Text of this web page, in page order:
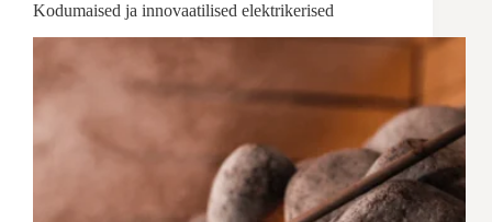
Kodumaised ja innovaatilised elektrikerised